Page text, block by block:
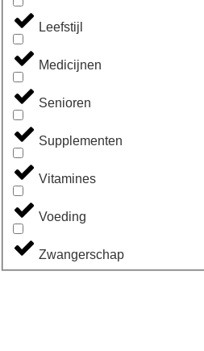
Leefstijl
Medicijnen
Senioren
Supplementen
Vitamines
Voeding
Zwangerschap